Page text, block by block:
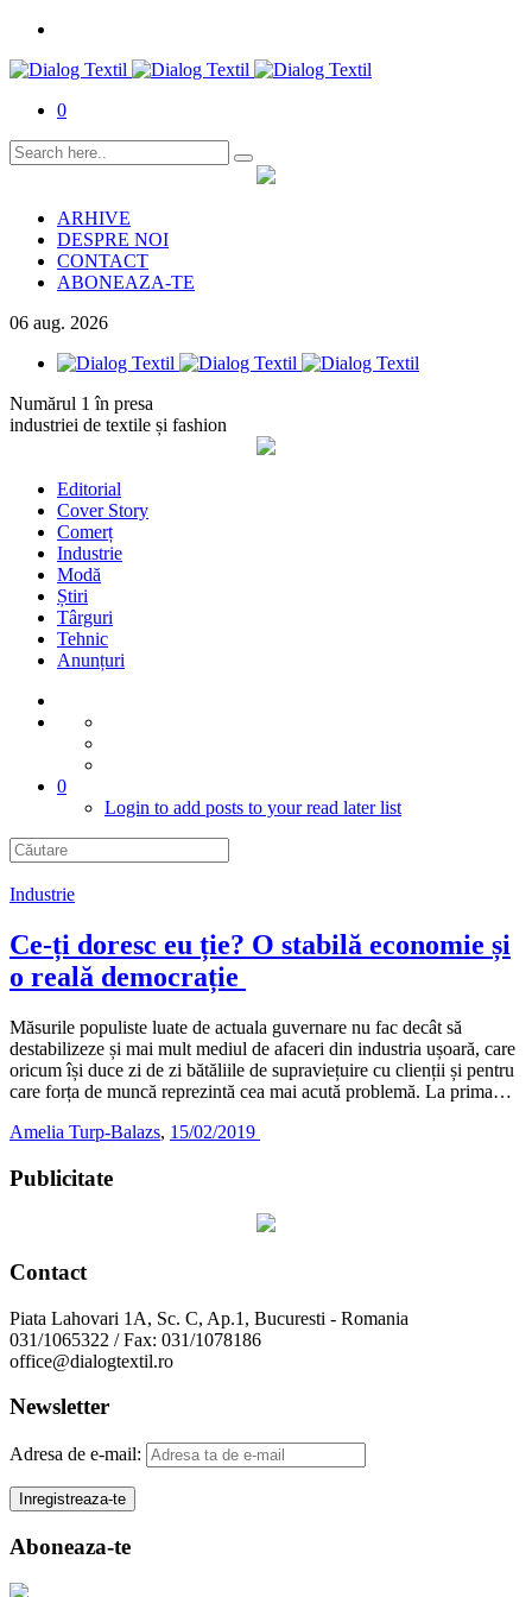
0
ARHIVE
DESPRE NOI
CONTACT
ABONEAZA-TE
06 aug. 2026
Numărul 1 în presa
industriei de textile și fashion
Editorial
Cover Story
Comerț
Industrie
Modă
Știri
Târguri
Tehnic
Anunțuri
0
Login to add posts to your read later list
Industrie
Ce-ți doresc eu ție? O stabilă economie și
o reală democrație
Măsurile populiste luate de actuala guvernare nu fac decât să
destabilizeze și mai mult mediul de afaceri din industria ușoară, care
oricum își duce zi de zi bătăliile de supraviețuire cu clienții și pentru
care forța de muncă reprezintă cea mai acută problemă. La prima…
Amelia Turp-Balazs, 15/02/2019
Publicitate
Contact
Piata Lahovari 1A, Sc. C, Ap.1, Bucuresti - Romania
031/1065322 / Fax: 031/1078186
office@dialogtextil.ro
Newsletter
Adresa de e-mail:
Aboneaza-te